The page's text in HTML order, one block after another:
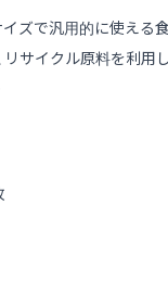
ズで汎用的に使える
サイクル原料を利用